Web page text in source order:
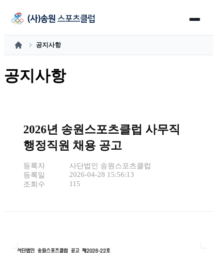
홈 공지사항
공지사항
2026년 송원스포츠클럽 사무직
행정직원 채용 공고
등록자
사단법인 송원스포츠클럽
등록일
2026-04-28 15:56:13
조회수
115